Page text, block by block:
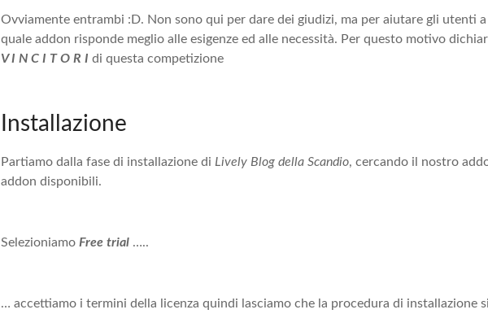
Ovviamente entrambi :D. Non sono qui per dare dei giudizi, ma per aiutare gli utenti
quale addon risponde meglio alle esigenze ed alle necessità. Per questo motivo
V I N C I T O R I di questa competizione
Installazione
Partiamo dalla fase di installazione di Lively Blog della Scandio, cercando il nostro
addon disponibili.
Selezioniamo Free trial …..
… accettiamo i termini della licenza quindi lasciamo che la procedura di installazione